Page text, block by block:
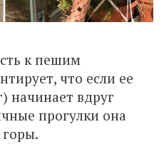
к пешим
что если ее
начинает вдруг
прогулки она